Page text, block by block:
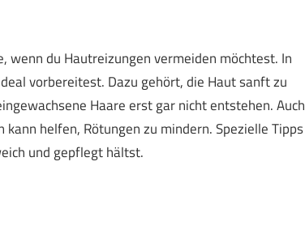
wenn du Hautreizungen vermeiden möchtest. In
vorbereitest. Dazu gehört, die Haut sanft zu
Haare erst gar nicht entstehen. Auch
helfen, Rötungen zu mindern. Spezielle Tipps
und gepflegt hältst.